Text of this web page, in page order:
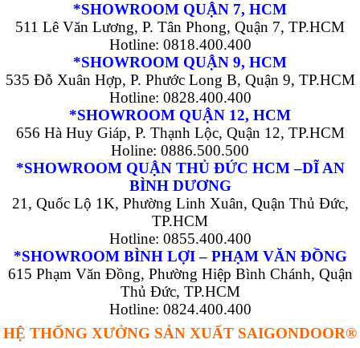
*SHOWROOM QUẬN 7, HCM
511 Lê Văn Lương, P. Tân Phong, Quận 7, TP.HCM
Hotline: 0818.400.400
*SHOWROOM QUẬN 9, HCM
535 Đỗ Xuân Hợp, P. Phước Long B, Quận 9, TP.HCM
Hotline: 0828.400.400
*SHOWROOM QUẬN 12, HCM
656 Hà Huy Giáp, P. Thạnh Lộc, Quận 12, TP.HCM
Holine: 0886.500.500
*SHOWROOM QUẬN THỦ ĐỨC HCM –DĨ AN
BÌNH DƯƠNG
21, Quốc Lộ 1K, Phường Linh Xuân, Quận Thủ Đức,
TP.HCM
Hotline: 0855.400.400
*SHOWROOM BÌNH LỢI – PHẠM VĂN ĐỒNG
615 Phạm Văn Đồng, Phường Hiệp Bình Chánh, Quận
Thủ Đức, TP.HCM
Hotline: 0824.400.400
HỆ THỐNG XƯỞNG SẢN XUẤT SAIGONDOOR®